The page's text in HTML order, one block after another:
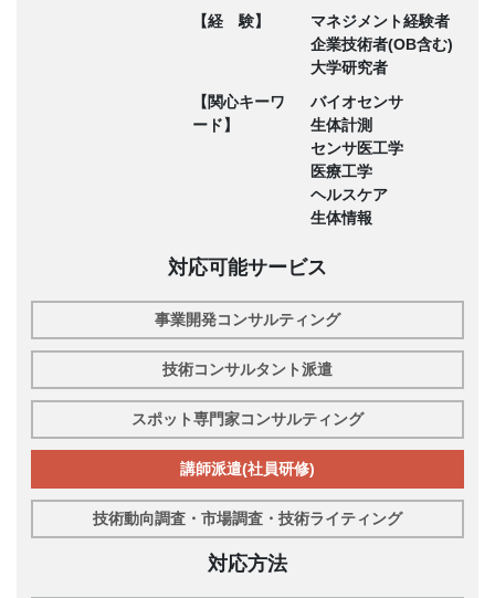
【経 験】
マネジメント経験者
企業技術者(OB含む)
大学研究者
【関心キーワ
ード】
バイオセンサ
生体計測
センサ医工学
医療工学
ヘルスケア
生体情報
対応可能サービス
事業開発コンサルティング
技術コンサルタント派遣
スポット専門家コンサルティング
講師派遣(社員研修)
技術動向調査・市場調査・技術ライティング
対応方法